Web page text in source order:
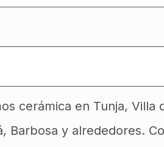
cerámica en Tunja, Villa
Barbosa y alrededores.